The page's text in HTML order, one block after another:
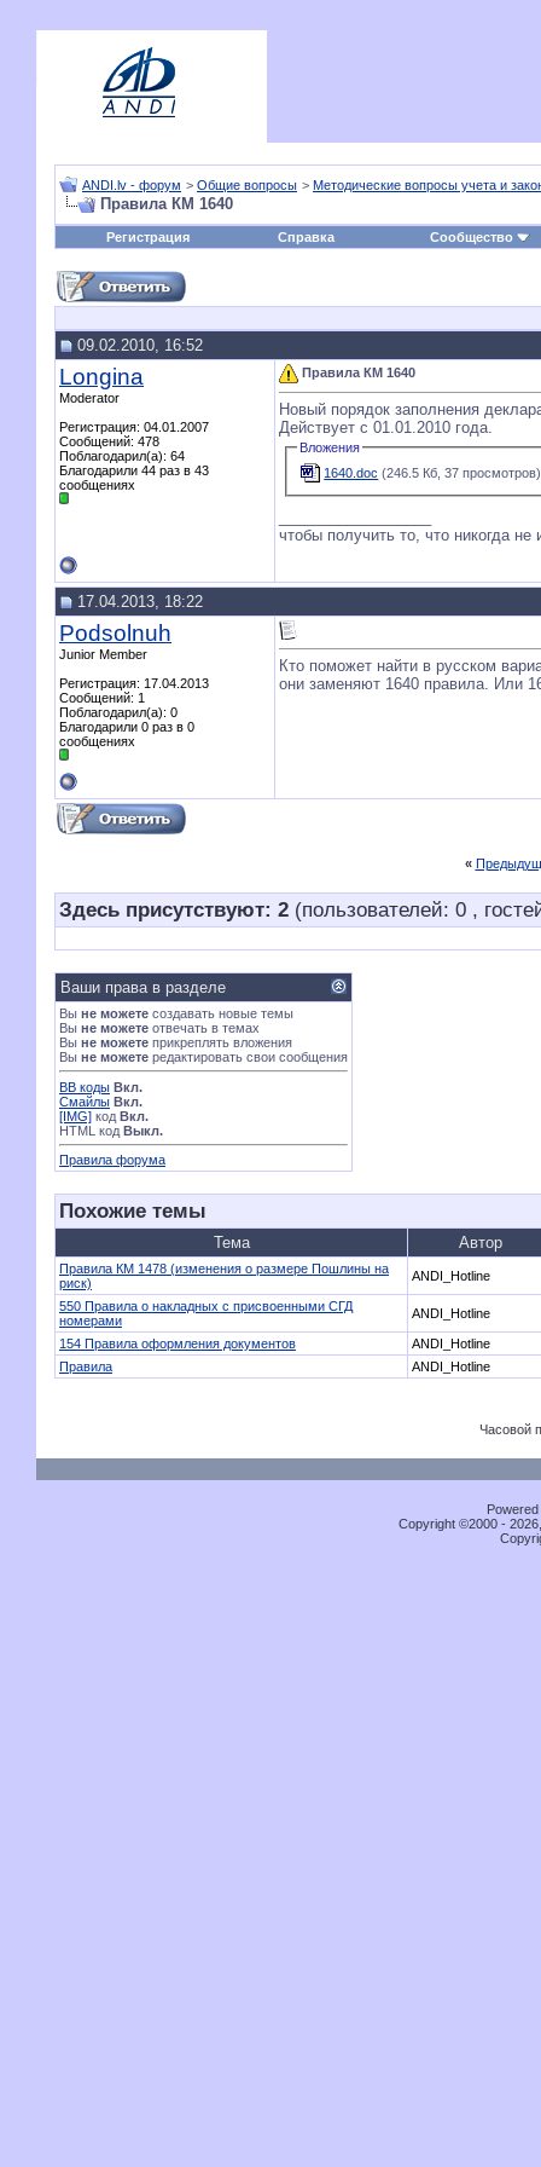
ANDI.lv - форум > Общие вопросы > Методические вопросы учета и
Правила КМ 1640
Регистрация Справка Сообщество
09.02.2010, 16:52
Longina
Moderator
Регистрация: 04.01.2007
Сообщений: 478
Поблагодарил(а): 64
Благодарили 44 раз в 43
сообщениях
Правила КМ 1640
Новый порядок заполнения
Действует с 01.01.2010 года.
Вложения
1640.doc (246.5 Кб, 37 просмотров)
чтобы получить то, что никогда
17.04.2013, 18:22
Podsolnuh
Junior Member
Регистрация: 17.04.2013
Сообщений: 1
Поблагодарил(а): 0
Благодарили 0 раз в 0
сообщениях
Кто поможет найти в русском
они заменяют 1640 правила. Или
«
Здесь присутствуют: 2 (пользователей: 0 ,
Ваши права в разделе
Вы не можете создавать новые темы
Вы не можете отвечать в темах
Вы не можете прикреплять вложения
Вы не можете редактировать свои сообщения
BB коды Вкл.
Смайлы Вкл.
[IMG] код Вкл.
HTML код Выкл.
Правила форума
Похожие темы
Тема Автор
Правила КМ 1478 (изменения о размере Пошлины на
риск)
ANDI_Hotline
550 Правила о накладных с присвоенными СГД
номерами
ANDI_Hotline
154 Правила оформления документов
ANDI_Hotline
Правила
ANDI_Hotline
Часовой
Copyright ©2000 -